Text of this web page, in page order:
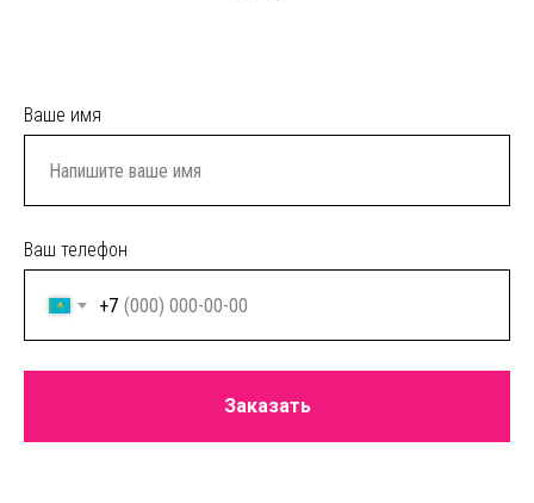
Ваше имя
Ваш телефон
+7
Заказать